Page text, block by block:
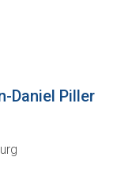
Daniel Piller